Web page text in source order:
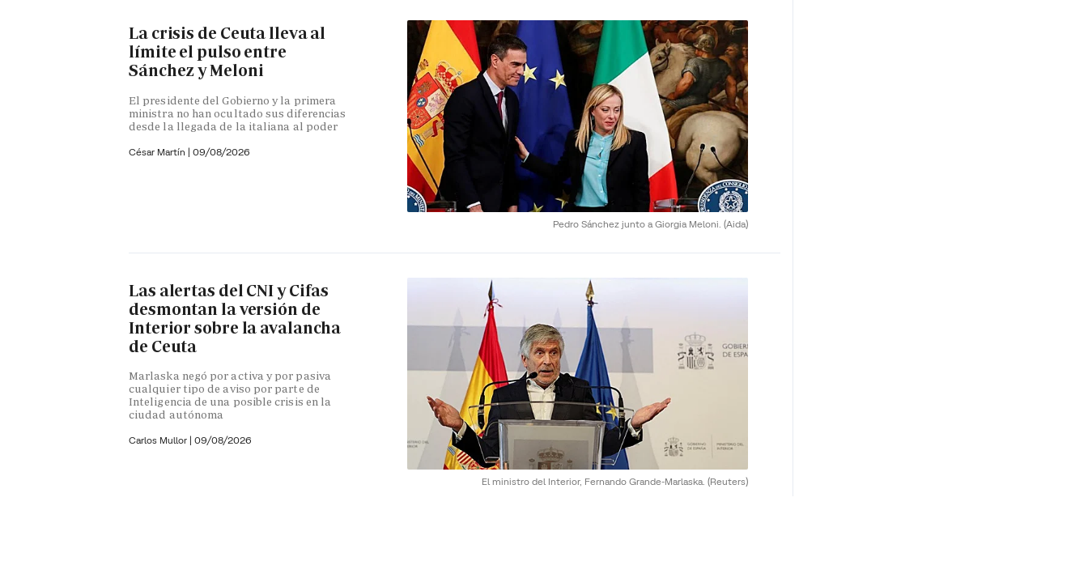
Pedro Sánchez junto a Giorgia Meloni. (Aida)
La crisis de Ceuta lleva al
límite el pulso entre
Sánchez y Meloni
El presidente del Gobierno y la primera
ministra no han ocultado sus diferencias
desde la llegada de la italiana al poder
César Martín | 09/08/2026
El ministro del Interior, Fernando Grande-Marlaska. (Reuters)
Las alertas del CNI y Cifas
desmontan la versión de
Interior sobre la avalancha
de Ceuta
Marlaska negó por activa y por pasiva
cualquier tipo de aviso por parte de
Inteligencia de una posible crisis en la
ciudad autónoma
Carlos Mullor | 09/08/2026